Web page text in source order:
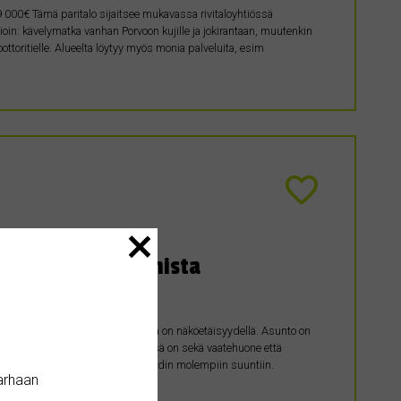
Tämä paritalo sijaitsee mukavassa rivitaloyhtiössä
kävelymatka vanhan Porvoon kujille ja jokirantaan, muutenkin
Alueelta löytyy myös monia palveluita, esim
liikkumista
uimahallia. Lähin ruokakauppa on näköetäisyydellä. Asunto on
mutta ei katutasossa. Eteisessä on sekä vaatehuone että
parvekkeelta ovat bulevardin molempiin suuntiin.